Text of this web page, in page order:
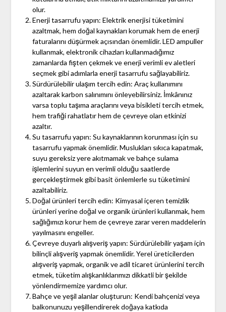
olur.
Enerji tasarrufu yapın: Elektrik enerjisi tüketimini
azaltmak, hem doğal kaynakları korumak hem de enerji
faturalarını düşürmek açısından önemlidir. LED ampuller
kullanmak, elektronik cihazları kullanmadığımız
zamanlarda fişten çekmek ve enerji verimli ev aletleri
seçmek gibi adımlarla enerji tasarrufu sağlayabiliriz.
Sürdürülebilir ulaşım tercih edin: Araç kullanımını
azaltarak karbon salınımını önleyebilirsiniz. İmkânınız
varsa toplu taşıma araçlarını veya bisikleti tercih etmek,
hem trafiği rahatlatır hem de çevreye olan etkinizi
azaltır.
Su tasarrufu yapın: Su kaynaklarının korunması için su
tasarrufu yapmak önemlidir. Muslukları sıkıca kapatmak,
suyu gereksiz yere akıtmamak ve bahçe sulama
işlemlerini suyun en verimli olduğu saatlerde
gerçekleştirmek gibi basit önlemlerle su tüketimini
azaltabiliriz.
Doğal ürünleri tercih edin: Kimyasal içeren temizlik
ürünleri yerine doğal ve organik ürünleri kullanmak, hem
sağlığımızı korur hem de çevreye zarar veren maddelerin
yayılmasını engeller.
Çevreye duyarlı alışveriş yapın: Sürdürülebilir yaşam için
bilinçli alışveriş yapmak önemlidir. Yerel üreticilerden
alışveriş yapmak, organik ve adil ticaret ürünlerini tercih
etmek, tüketim alışkanlıklarımızı dikkatli bir şekilde
yönlendirmemize yardımcı olur.
Bahçe ve yeşil alanlar oluşturun: Kendi bahçenizi veya
balkonunuzu yeşillendirerek doğaya katkıda